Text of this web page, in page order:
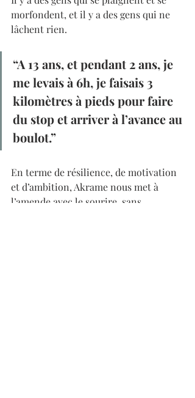
morfondent, et il y a des gens qui ne
lâchent rien.
“A 13 ans, et pendant 2 ans, je
me levais à 6h, je faisais 3
kilomètres à pieds pour faire
du stop et arriver à l’avance au
boulot.”
En terme de résilience, de motivation
et d’ambition, Akrame nous met à
l’amende avec le sourire, sans